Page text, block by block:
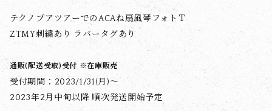
テクノプアツアーでのACAね扇風琴フォトＴ
ZTMY刺繍あり ラバータグあり
通販(配送受取)受付 ※在庫販売
受付期間：2023/1/31(月)〜
2023年2月中旬以降 順次発送開始予定